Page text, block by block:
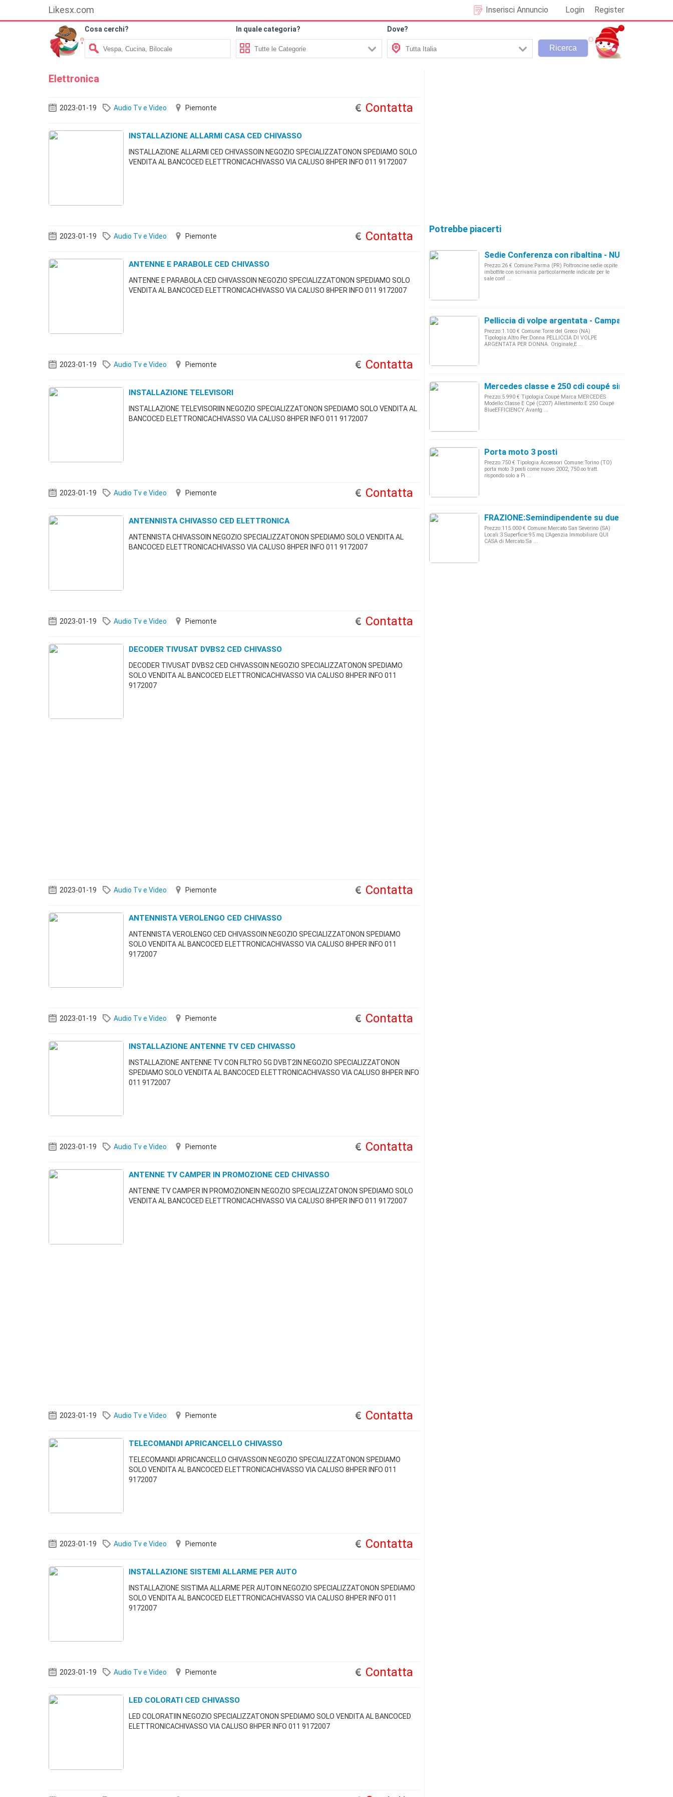
Likesx.com Login Register
Inserisci Annuncio
Cosa cerchi? In quale categoria? Dove?
Elettronica
2023-01-19 Audio Tv e Video Piemonte Contatta
INSTALLAZIONE ALLARMI CASA CED CHIVASSO
INSTALLAZIONE ALLARMI CED CHIVASSOIN NEGOZIO SPECIALIZZATONON SPEDIAMO SOLO
VENDITA AL BANCOCED ELETTRONICACHIVASSO VIA CALUSO 8HPER INFO 011 9172007
2023-01-19 Audio Tv e Video Piemonte Contatta
ANTENNE E PARABOLE CED CHIVASSO
ANTENNE E PARABOLA CED CHIVASSOIN NEGOZIO SPECIALIZZATONON SPEDIAMO SOLO
VENDITA AL BANCOCED ELETTRONICACHIVASSO VIA CALUSO 8HPER INFO 011 9172007
2023-01-19 Audio Tv e Video Piemonte Contatta
INSTALLAZIONE TELEVISORI
INSTALLAZIONE TELEVISORIIN NEGOZIO SPECIALIZZATONON SPEDIAMO SOLO VENDITA AL
BANCOCED ELETTRONICACHIVASSO VIA CALUSO 8HPER INFO 011 9172007
2023-01-19 Audio Tv e Video Piemonte Contatta
ANTENNISTA CHIVASSO CED ELETTRONICA
ANTENNISTA CHIVASSOIN NEGOZIO SPECIALIZZATONON SPEDIAMO SOLO VENDITA AL
BANCOCED ELETTRONICACHIVASSO VIA CALUSO 8HPER INFO 011 9172007
2023-01-19 Audio Tv e Video Piemonte Contatta
DECODER TIVUSAT DVBS2 CED CHIVASSO
DECODER TIVUSAT DVBS2 CED CHIVASSOIN NEGOZIO SPECIALIZZATONON SPEDIAMO
SOLO VENDITA AL BANCOCED ELETTRONICACHIVASSO VIA CALUSO 8HPER INFO 011
9172007
2023-01-19 Audio Tv e Video Piemonte Contatta
ANTENNISTA VEROLENGO CED CHIVASSO
ANTENNISTA VEROLENGO CED CHIVASSOIN NEGOZIO SPECIALIZZATONON SPEDIAMO
SOLO VENDITA AL BANCOCED ELETTRONICACHIVASSO VIA CALUSO 8HPER INFO 011
9172007
2023-01-19 Audio Tv e Video Piemonte Contatta
INSTALLAZIONE ANTENNE TV CED CHIVASSO
INSTALLAZIONE ANTENNE TV CON FILTRO 5G DVBT2IN NEGOZIO SPECIALIZZATONON
SPEDIAMO SOLO VENDITA AL BANCOCED ELETTRONICACHIVASSO VIA CALUSO 8HPER INFO
011 9172007
2023-01-19 Audio Tv e Video Piemonte Contatta
ANTENNE TV CAMPER IN PROMOZIONE CED CHIVASSO
ANTENNE TV CAMPER IN PROMOZIONEIN NEGOZIO SPECIALIZZATONON SPEDIAMO SOLO
VENDITA AL BANCOCED ELETTRONICACHIVASSO VIA CALUSO 8HPER INFO 011 9172007
2023-01-19 Audio Tv e Video Piemonte Contatta
TELECOMANDI APRICANCELLO CHIVASSO
TELECOMANDI APRICANCELLO CHIVASSOIN NEGOZIO SPECIALIZZATONON SPEDIAMO
SOLO VENDITA AL BANCOCED ELETTRONICACHIVASSO VIA CALUSO 8HPER INFO 011
9172007
2023-01-19 Audio Tv e Video Piemonte Contatta
INSTALLAZIONE SISTEMI ALLARME PER AUTO
INSTALLAZIONE SISTIMA ALLARME PER AUTOIN NEGOZIO SPECIALIZZATONON SPEDIAMO
SOLO VENDITA AL BANCOCED ELETTRONICACHIVASSO VIA CALUSO 8HPER INFO 011
9172007
2023-01-19 Audio Tv e Video Piemonte Contatta
LED COLORATI CED CHIVASSO
LED COLORATIIN NEGOZIO SPECIALIZZATONON SPEDIAMO SOLO VENDITA AL BANCOCED
ELETTRONICACHIVASSO VIA CALUSO 8HPER INFO 011 9172007
Potrebbe piacerti
Sedie Conferenza con ribaltina - NUOVE
Prezzo:26 € Comune:Parma (PR) Poltroncine sedie ospite
imbottite con scrivania particolarmente indicate per le
sale conf ...
Pelliccia di volpe argentata - Campania
Prezzo:1.100 € Comune:Torre del Greco (NA)
Tipologia:Altro Per:Donna PELLICCIA DI VOLPE
ARGENTATA PER DONNA. Originale,E ...
Mercedes classe e 250 cdi coupé sinistrata
Prezzo:5.990 € Tipologia:Coupé Marca:MERCEDES
Modello:Classe E Cpé (C207) Allestimento:E 250 Coupé
BlueEFFICIENCY Avantg ...
Porta moto 3 posti
Prezzo:750 € Tipologia:Accessori Comune:Torino (TO)
porta moto 3 posti come nuovo 2002, 750.oo tratt.
rispondo solo a Pi ...
FRAZIONE:Semindipendente su due livelli 3
Prezzo:115.000 € Comune:Mercato San Severino (SA)
Locali:3 Superficie:95 mq L'Agenzia Immobiliare QUI
CASA di Mercato Sa ...